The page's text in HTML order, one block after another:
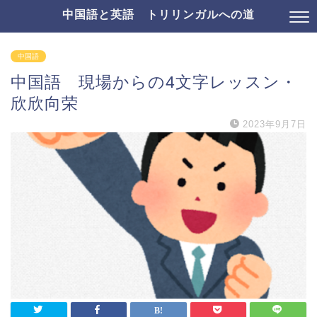
中国語と英語 トリリンガルへの道
中国語
中国語 現場からの4文字レッスン・
欣欣向荣
2023年9月7日